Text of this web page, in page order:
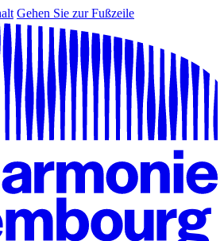
Gehen Sie zur Fußzeile